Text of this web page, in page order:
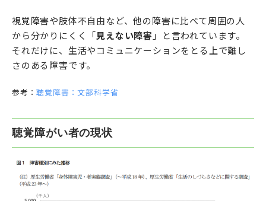
視覚障害や肢体不自由など、他の障害に比べて周囲の人
から分かりにくく「 見えない障害 」と言われています。
それだけに、生活やコミュニケーションをとる上で難し
さのある障害です。
参考：聴覚障害：文部科学省
聴覚障がい者の現状